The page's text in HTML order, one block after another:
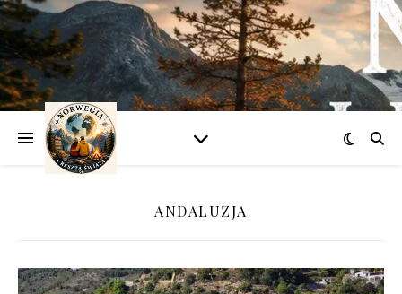
ANDALUZJA